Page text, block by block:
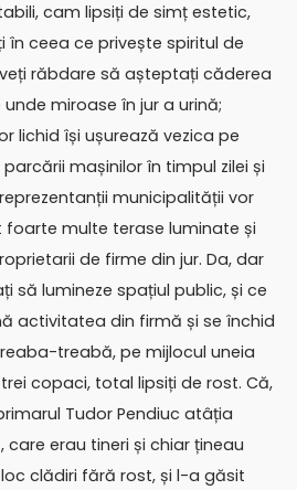
cam lipsiți de simț estetic,
ceea ce privește spiritul de
răbdare să așteptați căderea
miroase în jur a urină;
lichid își ușurează vezica pe
mașinilor în timpul zilei și
municipalității vor
foarte multe terase luminate și
de firme din jur. Da, dar
să lumineze spațiul public, și ce
activitatea din firmă și se închid
treabă, pe mijlocul uneia
copaci, total lipsiți de rost. Că,
Tudor Pendiuc atâția
erau tineri și chiar țineau
clădiri fără rost, și l-a găsit